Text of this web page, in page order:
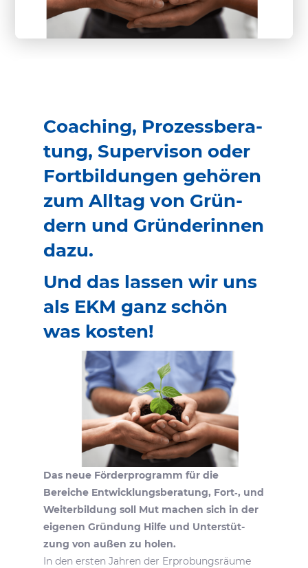
Coaching, Prozess­be­ra­
tung, Super­vison oder
Fort­bil­dungen gehören
zum Alltag von Grün­
dern und Grün­de­rinnen
dazu.
Und das lassen wir uns
als EKM ganz schön
was kosten!
Das neue Förder­pro­gramm für die
Bereiche Entwick­lungs­be­ra­tung, Fort‑, und
Weiter­bil­dung soll Mut machen sich in der
eigenen Grün­dung Hilfe und Unter­stüt­
zung von außen zu holen.
In den ersten Jahren der Erpro­bungs­räume